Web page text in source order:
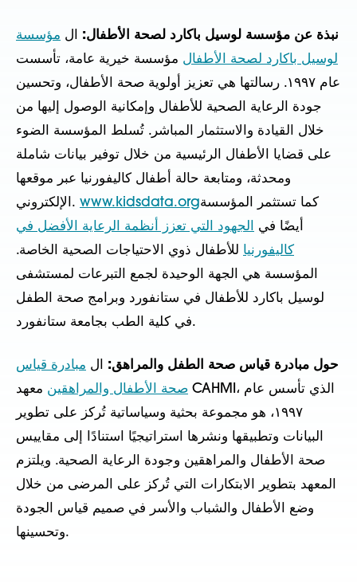
نبذة عن مؤسسة لوسيل باكارد لصحة الأطفال: ال مؤسسة
لوسيل باكارد لصحة الأطفال مؤسسة خيرية عامة، تأسست
عام ١٩٩٧. رسالتها هي تعزيز أولوية صحة الأطفال، وتحسين
جودة الرعاية الصحية للأطفال وإمكانية الوصول إليها من
خلال القيادة والاستثمار المباشر. تُسلط المؤسسة الضوء
على قضايا الأطفال الرئيسية من خلال توفير بيانات شاملة
ومحدثة، ومتابعة حالة أطفال كاليفورنيا عبر موقعها
الإلكتروني. www.kidsdata.orgكما تستثمر المؤسسة
أيضًا في
الجهود التي تعزز أنظمة الرعاية الأفضل في
كاليفورنيا للأطفال ذوي الاحتياجات الصحية الخاصة.
المؤسسة هي الجهة الوحيدة لجمع التبرعات لمستشفى
لوسيل باكارد للأطفال في ستانفورد وبرامج صحة الطفل
في كلية الطب بجامعة ستانفورد.
حول مبادرة قياس صحة الطفل والمراهق: ال مبادرة قياس
صحة الأطفال والمراهقين معهد CAHMI، الذي تأسس عام
١٩٩٧، هو مجموعة بحثية وسياساتية تُركز على تطوير
البيانات وتطبيقها ونشرها استراتيجيًا استنادًا إلى مقاييس
صحة الأطفال والمراهقين وجودة الرعاية الصحية. ويلتزم
المعهد بتطوير الابتكارات التي تُركز على المرضى من خلال
وضع الأطفال والشباب والأسر في صميم قياس الجودة
وتحسينها.